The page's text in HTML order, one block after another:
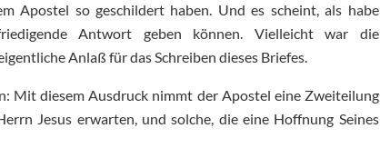
Apostel so geschildert haben. Und es scheint, als habe
Antwort geben können. Vielleicht war die
Anlaß für das Schreiben dieses Briefes.
Mit diesem Ausdruck nimmt der Apostel eine Zweiteilung
Jesus erwarten, und solche, die eine Hoffnung Seines